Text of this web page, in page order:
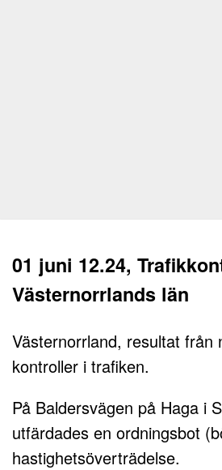
01 juni 12.24,
Västernorrlands län
Västernorrland, resultat från
kontroller i trafiken.
På Baldersvägen på Haga i
utfärdades en ordningsbot
hastighetsöverträdelse.